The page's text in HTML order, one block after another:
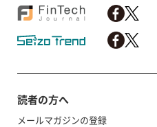
読者の方へ
メールマガジンの登録